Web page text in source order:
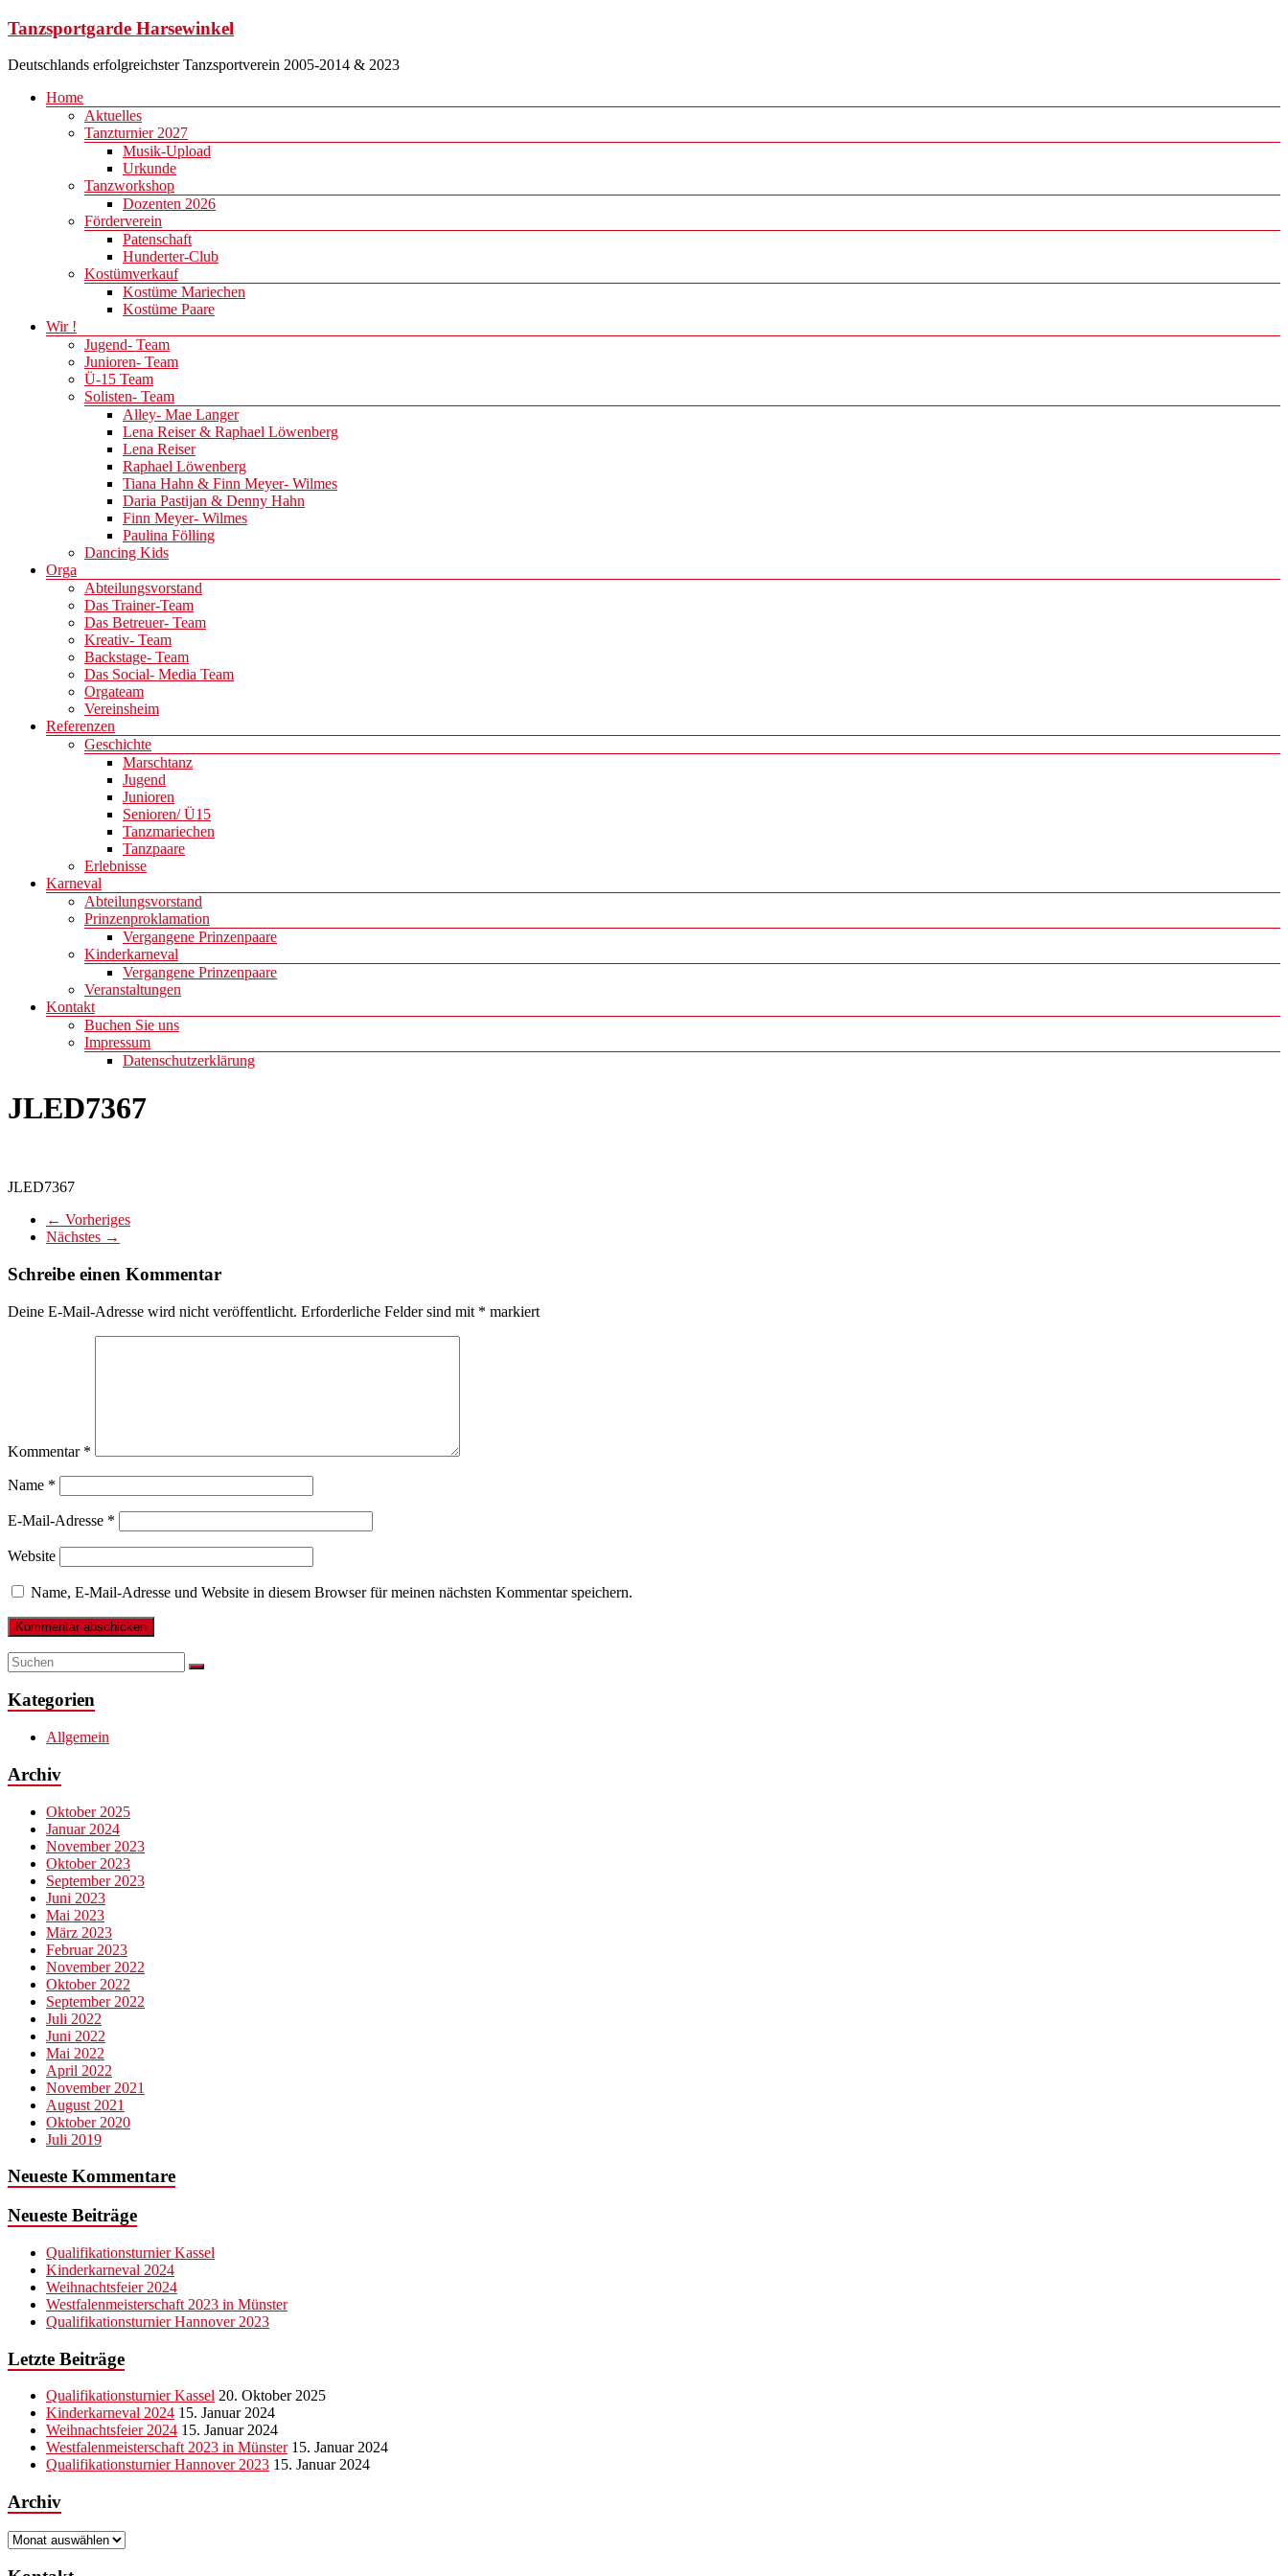
Zum
springen
Tanzsportgarde Harsewinkel
Deutschlands erfolgreichster Tanzsportverein 2005-2014 & 2023
Menü
Home
Aktuelles
Tanzturnier 2027
Musik-Upload
Urkunde
Tanzworkshop
Dozenten 2026
Förderverein
Patenschaft
Hunderter-Club
Kostümverkauf
Kostüme Mariechen
Kostüme Paare
Wir !
Jugend- Team
Junioren- Team
Ü-15 Team
Solisten- Team
Alley- Mae Langer
Lena Reiser & Raphael Löwenberg
Lena Reiser
Raphael Löwenberg
Tiana Hahn & Finn Meyer- Wilmes
Daria Pastijan & Denny Hahn
Finn Meyer- Wilmes
Paulina Fölling
Dancing Kids
Orga
Abteilungsvorstand
Das Trainer-Team
Das Betreuer- Team
Kreativ- Team
Backstage- Team
Das Social- Media Team
Orgateam
Vereinsheim
Referenzen
Geschichte
Marschtanz
Jugend
Junioren
Senioren/ Ü15
Tanzmariechen
Tanzpaare
Erlebnisse
Karneval
Abteilungsvorstand
Prinzenproklamation
Vergangene Prinzenpaare
Kinderkarneval
Vergangene Prinzenpaare
Veranstaltungen
Kontakt
Buchen Sie uns
Impressum
Datenschutzerklärung
JLED7367
JLED7367
← Vorheriges
Nächstes →
Schreibe einen Kommentar
Deine E-Mail-Adresse wird nicht veröffentlicht. Erforderliche Felder sind mit * markiert
Kommentar *
Name *
E-Mail-Adresse *
Website
Name, E-Mail-Adresse und Website in diesem Browser für meinen nächsten Kommentar speichern.
Kategorien
Allgemein
Archiv
Oktober 2025
Januar 2024
November 2023
Oktober 2023
September 2023
Juni 2023
Mai 2023
März 2023
Februar 2023
November 2022
Oktober 2022
September 2022
Juli 2022
Juni 2022
Mai 2022
April 2022
November 2021
August 2021
Oktober 2020
Juli 2019
Neueste Kommentare
Neueste Beiträge
Qualifikationsturnier Kassel
Kinderkarneval 2024
Weihnachtsfeier 2024
Westfalenmeisterschaft 2023 in Münster
Qualifikationsturnier Hannover 2023
Letzte Beiträge
Qualifikationsturnier Kassel 20. Oktober 2025
Kinderkarneval 2024 15. Januar 2024
Weihnachtsfeier 2024 15. Januar 2024
Westfalenmeisterschaft 2023 in Münster 15. Januar 2024
Qualifikationsturnier Hannover 2023 15. Januar 2024
Archiv
Archiv